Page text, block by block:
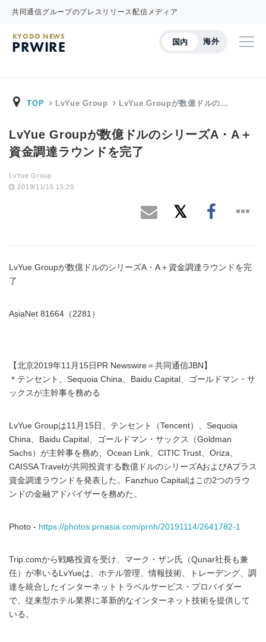
共同通信グループのプレスリリース配信メディア
国内 海外
KYODO NEWS
PRWIRE
TOP LvYue Group LvYue Groupが数億ドルの…
LvYue Groupが数億ドルのシリーズA・A＋
資金調達ラウンドを完了
LvYue Group
2019/11/15 15:20
LvYue Groupが数億ドルのシリーズA・A＋資金調達ラウンドを完
了
AsiaNet 81664（2281）
【北京2019年11月15日PR Newswire＝共同通信JBN】
＊テンセント、Sequoia China、Baidu Capital、ゴールドマン・サ
ックスが主幹事を務める
LvYue Groupは11月15日、テンセント（Tencent）、Sequoia
China、Baidu Capital、ゴールドマン・サックス（Goldman
Sachs）が主幹事を務め、Ocean Link、CITIC Trust、Oriza、
CAISSA Travelが共同投資する数億ドルのシリーズAおよびAプラス
資金調達ラウンドを発表した。Fanzhuo Capitalはこの2つのラウ
ンドの金融アドバイザーを務めた。
Photo - https://photos.prnasia.com/prnh/20191114/2641782-1
Trip.comから戦略投資を受け、マーク・ザン氏（Qunar社長も兼
任）が率いるLvYueは、ホテル管理、情報技術、トレーデング、調
達を統合したインターネットトラベルサービス・プロバイダー
で、従来型ホテル業界に革新的なインターネット技術を提供して
いる。